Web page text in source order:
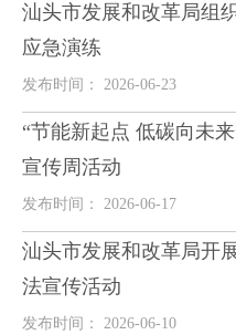
汕头市发展和改革局组
应急演练
发布时间： 2026-06-23
“节能新起点 低碳向未
宣传周活动
发布时间： 2026-06-17
汕头市发展和改革局开
法宣传活动
发布时间： 2026-06-10